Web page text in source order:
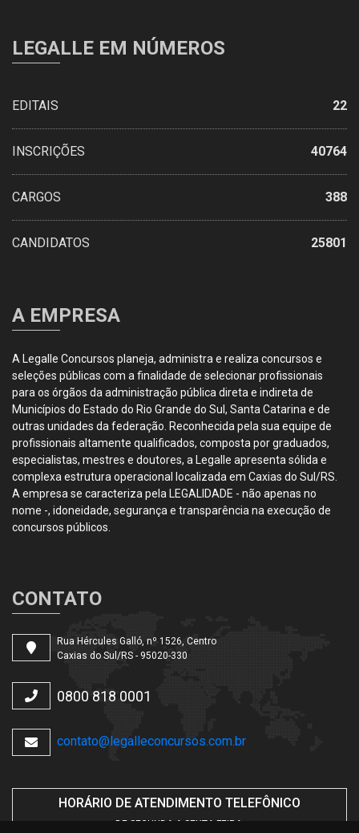
LEGALLE EM NÚMEROS
EDITAIS 22
INSCRIÇÕES 40764
CARGOS 388
CANDIDATOS 25801
A EMPRESA
A Legalle Concursos planeja, administra e realiza concursos e
seleções públicas com a finalidade de selecionar profissionais
para os órgãos da administração pública direta e indireta de
Municípios do Estado do Rio Grande do Sul, Santa Catarina e de
outras unidades da federação. Reconhecida pela sua equipe de
profissionais altamente qualificados, composta por graduados,
especialistas, mestres e doutores, a Legalle apresenta sólida e
complexa estrutura operacional localizada em Caxias do Sul/RS.
A empresa se caracteriza pela LEGALIDADE - não apenas no
nome -, idoneidade, segurança e transparência na execução de
concursos públicos.
CONTATO
Rua Hércules Galló, nº 1526, Centro
Caxias do Sul/RS - 95020-330
0800 818 0001
contato@legalleconcursos.com.br
HORÁRIO DE ATENDIMENTO TELEFÔNICO
DE SEGUNDA A SEXTA-FEIRA.